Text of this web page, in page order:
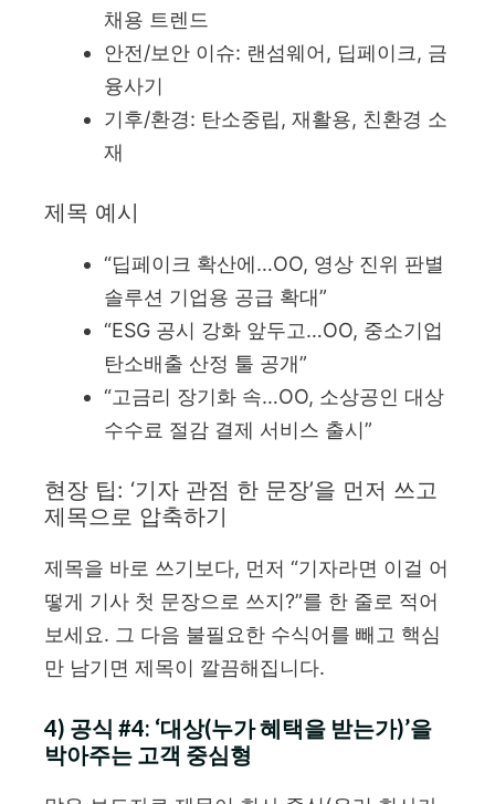
채용 트렌드
안전/보안 이슈: 랜섬웨어, 딥페이크, 금
융사기
기후/환경: 탄소중립, 재활용, 친환경 소
재
제목 예시
“딥페이크 확산에…OO, 영상 진위 판별
솔루션 기업용 공급 확대”
“ESG 공시 강화 앞두고…OO, 중소기업
탄소배출 산정 툴 공개”
“고금리 장기화 속…OO, 소상공인 대상
수수료 절감 결제 서비스 출시”
현장 팁: ‘기자 관점 한 문장’을 먼저 쓰고
제목으로 압축하기
제목을 바로 쓰기보다, 먼저 “기자라면 이걸 어
떻게 기사 첫 문장으로 쓰지?”를 한 줄로 적어
보세요. 그 다음 불필요한 수식어를 빼고 핵심
만 남기면 제목이 깔끔해집니다.
4) 공식 #4: ‘대상(누가 혜택을 받는가)’을
박아주는 고객 중심형